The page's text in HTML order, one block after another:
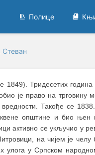
Полице
1849). Тридесетих година
је право на
Такође се
општине и био
активно се укључио у
на чијем је челу
улога у Српском